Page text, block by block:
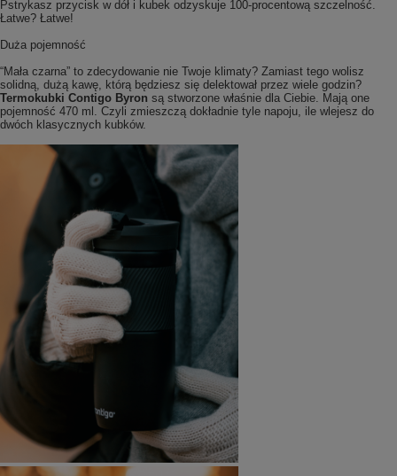
Pstrykasz przycisk w dół i kubek odzyskuje 100-procentową szczelność.
Łatwe? Łatwe!
Duża pojemność
“Mała czarna” to zdecydowanie nie Twoje klimaty? Zamiast tego wolisz
solidną, dużą kawę, którą będziesz się delektował przez wiele godzin?
Termokubki Contigo Byron są stworzone właśnie dla Ciebie. Mają one
pojemność 470 ml. Czyli zmieszczą dokładnie tyle napoju, ile wlejesz do
dwóch klasycznych kubków.